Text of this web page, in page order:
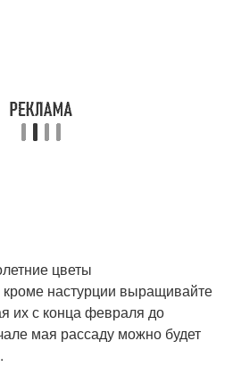
цветы
настурции выращивайте
их с конца февраля до
мая рассаду можно будет